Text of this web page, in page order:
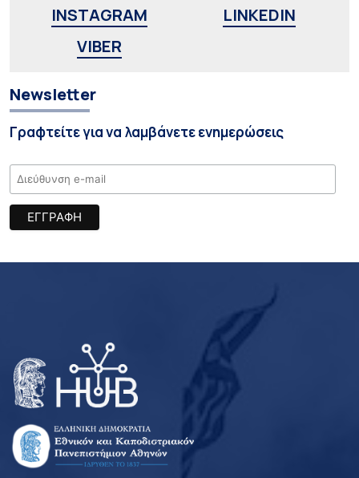
INSTAGRAM
LINKEDIN
VIBER
Newsletter
Γραφτείτε για να λαμβάνετε ενημερώσεις